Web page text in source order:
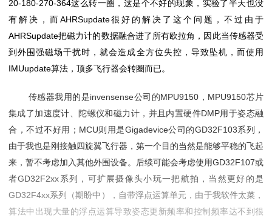
20-180-270-364这么转一圈，这是个不好的现象，实验了半天也没
有解决，而 AHRSupdate很好的解决了这个问题，不过由于
AHRSupdate把磁力计的数据融合进了所有欧拉角，因此当传感器受
到外围强磁场干扰时，就会造成全方位失控，导致坠机，而使用
IMUupdate算法，顶多飞行器会转圈而已。
传感器我用的是invensense公司的MPU9150 ， MPU9150芯片
集成了加速度计、陀螺仪和磁力计，并且内置硬件DMP用于姿态融
合，不过不好用； MCU则用是Gigadevice公司的GD32F103系列，
由于我也是刚接触四旋翼飞行器，第一个目的当然是能够平稳的飞起
来，暂不考虑加入其他外围设备。后续可能会考虑使用GD32F107或
者GD32F2xx 系列，可扩展摄像头小玩一把航拍，当然更好的是
GD32F4xx系列（期盼中），自带浮点运算单元，由于我软件太菜，
算法中出现大量的浮点运算导致姿态更新频率和控制频率达不到很